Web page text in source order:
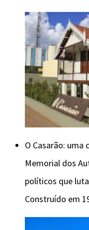
O Casarão:
Memorial dos
políticos que
Construído em